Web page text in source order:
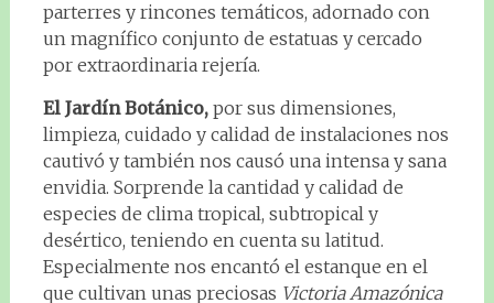
parterres y rincones temáticos, adornado con
un magnífico conjunto de estatuas y cercado
por extraordinaria rejería.
El Jardín Botánico,por sus dimensiones,
limpieza, cuidado y calidad de instalaciones nos
cautivó y también nos causó una intensa y sana
envidia. Sorprende la cantidad y calidad de
especies de clima tropical, subtropical y
desértico, teniendo en cuenta su latitud.
Especialmente nos encantó el estanque en el
que cultivan unas preciosas Victoria Amazónica